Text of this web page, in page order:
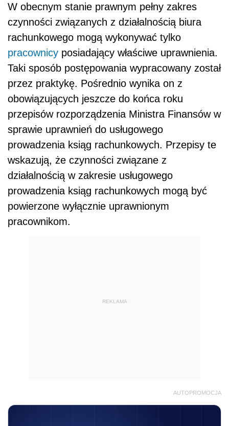
W obecnym stanie prawnym pełny zakres
czynności związanych z działalnością biura
rachunkowego mogą wykonywać tylko
pracownicy posiadający właściwe uprawnienia.
Taki sposób postępowania wypracowany został
przez praktykę. Pośrednio wynika on z
obowiązujących jeszcze do końca roku
przepisów rozporządzenia Ministra Finansów w
sprawie uprawnień do usługowego
prowadzenia ksiąg rachunkowych. Przepisy te
wskazują, że czynności związane z
działalnością w zakresie usługowego
prowadzenia ksiąg rachunkowych mogą być
powierzone wyłącznie uprawnionym
pracownikom.
REKLAMA
AUTOPROMOCJA